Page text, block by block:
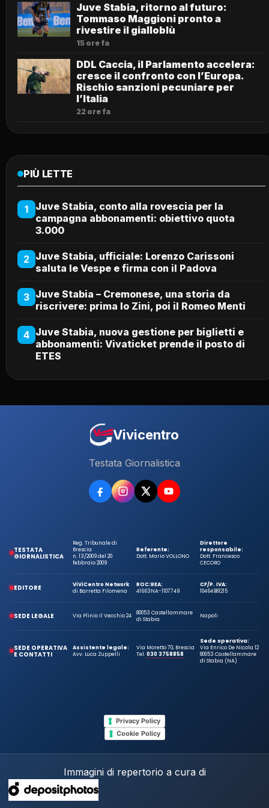
Juve Stabia, ritorno al futuro:
Tommaso Maggioni pronto a
rivestire il gialloblù
15 ore fa
DDL Caccia, il Parlamento accelera:
cresce il confronto con l’Europa.
Rischio sanzioni pecuniare per
l’Italia
22 ore fa
PIÙ LETTE
1
Juve Stabia, conto alla rovescia per la
campagna abbonamenti: obiettivo quota
3.000
2 Juve Stabia, ufficiale: Lorenzo Carissoni
saluta le Vespe e firma con il Padova
3 Juve Stabia – Cremonese, una storia da
riscrivere: prima lo Zini, poi il Romeo Menti
4 Juve Stabia, nuova gestione per biglietti e
abbonamenti: Vivaticket prende il posto di
ETES
Vivicentro
Testata Giornalistica
TESTATA
GIORNALISTICA
Reg. Tribunale di
Brescia
n. 13/2009 del 20
febbraio 2009
Referente:
Dott. Mario VOLLONO
Direttore
responsabile:
Dott. Francesco
CECORO
EDITORE
ViViCentro Network
di Barretta Filomena
ROC:
41663
REA:
NA-1107749
CF/P. IVA:
10464981215
SEDE LEGALE Via Plinio Il Vecchio 24
80053 Castellammare
di Stabia
Napoli
SEDE OPERATIVA
E CONTATTI
Assistente legale:
Avv. Luca Zuppelli
Via Moretto 70, Brescia
Tel.030 3758858
Sede operativa:
Via Enrico De Nicola 12
80053 Castellammare
di Stabia (NA)
Privacy Policy
Cookie Policy
Immagini di repertorio a cura di